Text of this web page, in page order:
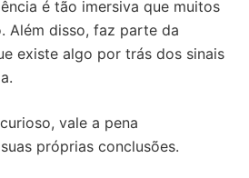
é tão imersiva que muitos
Além disso, faz parte da
existe algo por trás dos sinais
vale a pena
próprias conclusões.